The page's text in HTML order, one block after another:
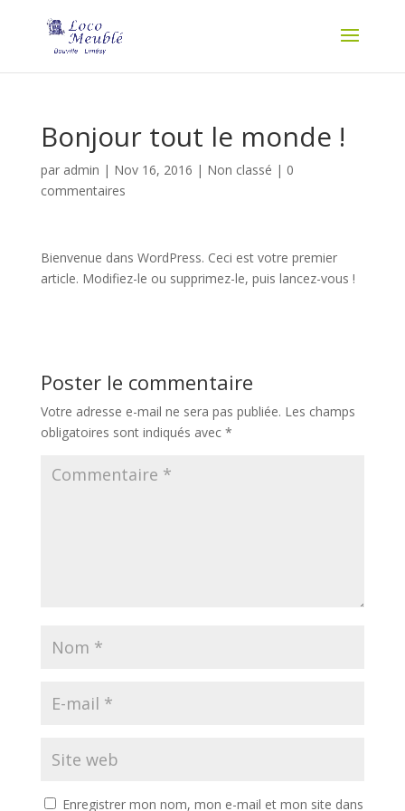
Bonjour tout le monde !
par admin | Nov 16, 2016 | Non classé | 0
commentaires
Bienvenue dans WordPress. Ceci est votre premier
article. Modifiez-le ou supprimez-le, puis lancez-vous !
Poster le commentaire
Votre adresse e-mail ne sera pas publiée. Les champs
obligatoires sont indiqués avec *
Enregistrer mon nom, mon e-mail et mon site dans